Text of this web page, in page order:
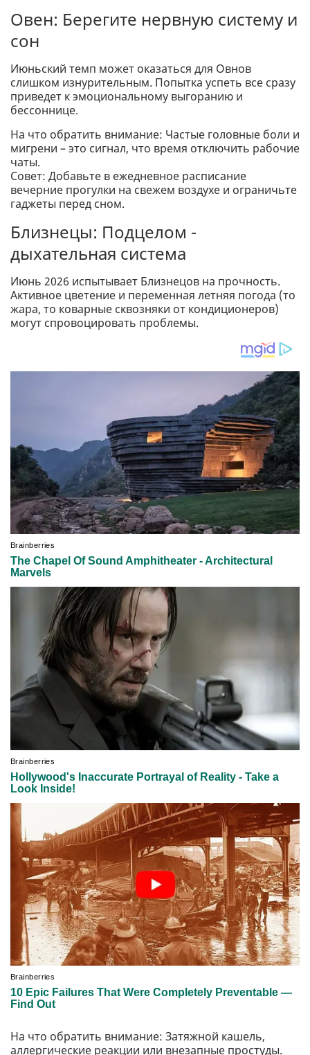
Овен: Берегите нервную систему и
сон
Июньский темп может оказаться для Овнов
слишком изнурительным. Попытка успеть все сразу
приведет к эмоциональному выгоранию и
бессоннице.
На что обратить внимание: Частые головные боли и
мигрени – это сигнал, что время отключить рабочие
чаты.
Совет: Добавьте в ежедневное расписание
вечерние прогулки на свежем воздухе и ограничьте
гаджеты перед сном.
Близнецы: Подцелом -
дыхательная система
Июнь 2026 испытывает Близнецов на прочность.
Активное цветение и переменная летняя погода (то
жара, то коварные сквозняки от кондиционеров)
могут спровоцировать проблемы.
На что обратить внимание: Затяжной кашель,
аллергические реакции или внезапные простуды.